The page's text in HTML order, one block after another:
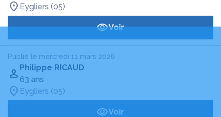
Eygliers (05)
Voir
Publié le mercredi 11 mars 2026
Philippe RICAUD
63 ans
Eygliers (05)
Voir